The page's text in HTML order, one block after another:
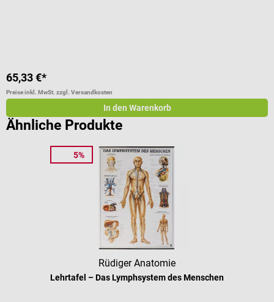
65,33 €*
Preise inkl. MwSt. zzgl. Versandkosten
In den Warenkorb
Ähnliche Produkte
5%
Rüdiger Anatomie
Lehrtafel – Das Lymphsystem des Menschen